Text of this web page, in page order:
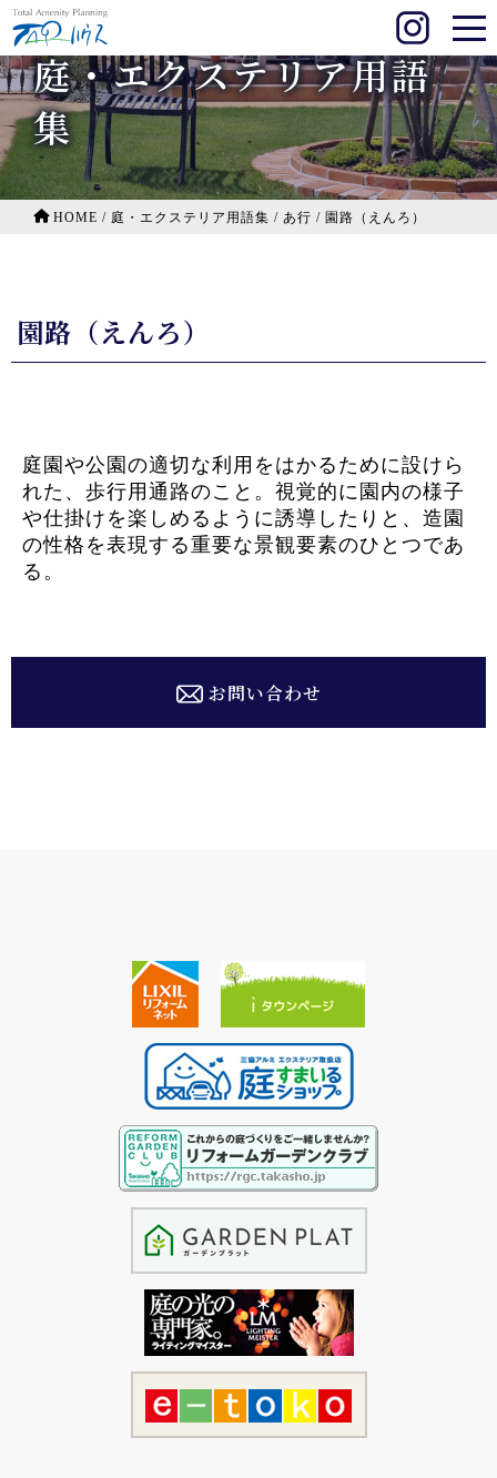
庭・エクステリア用語
集
HOME / 庭・エクステリア用語集 / あ行 / 園路（えんろ）
園路（えんろ）
庭園や公園の適切な利用をはかるために設けら
れた、歩行用通路のこと。視覚的に園内の様子
や仕掛けを楽しめるように誘導したりと、造園
の性格を表現する重要な景観要素のひとつであ
る。
お問い合わせ